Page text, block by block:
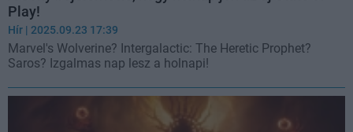
Play!
Hír | 2025.09.23 17:39
Marvel's Wolverine? Intergalactic: The Heretic Prophet?
Saros? Izgalmas nap lesz a holnapi!